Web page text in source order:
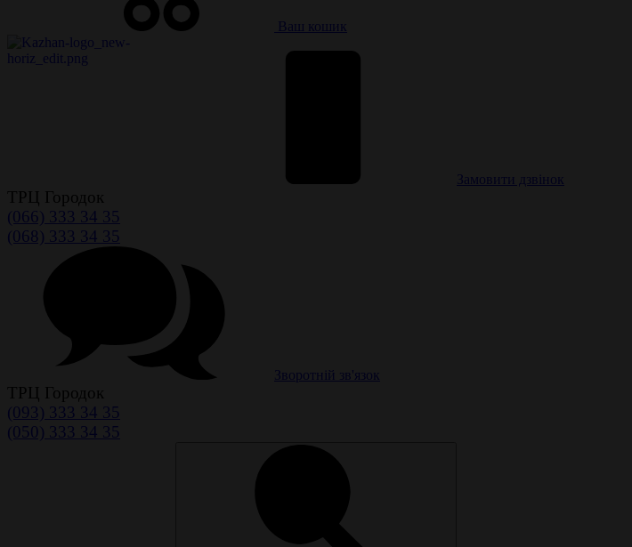
Ваш кошик
Замовити дзвінок
ТРЦ Городок
(066) 333 34 35
(068) 333 34 35
Зворотній зв'язок
ТРЦ Городок
(093) 333 34 35
(050) 333 34 35